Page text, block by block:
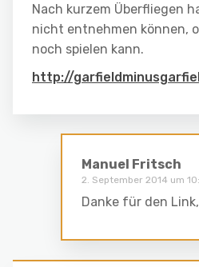
Nach kurzem Überfliegen
nicht entnehmen können,
noch spielen kann.
http://
Manuel Fritsch
2. September 2014 um
Danke für den